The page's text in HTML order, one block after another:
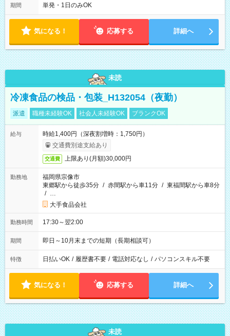
期間 単発・1日のみOK
気になる！ 応募する 詳細へ
未読
冷凍食品の検品・包装_H132054（夜勤）
派遣 職種未経験OK 社会人未経験OK ブランクOK
給与
時給1,400円（深夜割増時：1,750円）
交通費別途支給あり
交通費 上限あり(月額)30,000円
勤務地
福岡県宗像市
東郷駅から徒歩35分 / 赤間駅から車11分 / 東福間駅から車8分
/ …
大手食品会社
勤務時間 17:30～翌2:00
期間 即日～10月末までの短期（長期相談可）
特徴 日払いOK / 履歴書不要 / 電話対応なし / パソコンスキル不要
気になる！ 応募する 詳細へ
未読